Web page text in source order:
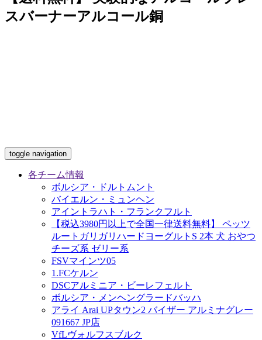
スバーナーアルコール銅
toggle navigation
各チーム情報
ボルシア・ドルトムント
バイエルン・ミュンヘン
アイントラハト・フランクフルト
【税込3980円以上で全国一律送料無料】 ペッツ
ルートガリガリハードヨーグルトS 2本 犬 おやつ
チーズ系 ゼリー系
FSVマインツ05
1.FCケルン
DSCアルミニア・ビーレフェルト
ボルシア・メンヘングラードバッハ
アライ Arai UPタウン2 バイザー アルミナグレー
091667 JP店
VfLヴォルフスブルク